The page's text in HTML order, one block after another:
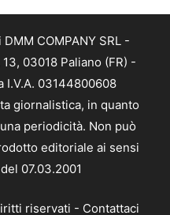
COMPANY SRL -
03018 Paliano (FR) -
I.V.A. 03144800608
giornalistica, in quanto
periodicità. Non può
editoriale ai sensi
07.03.2001
riservati - Contattaci